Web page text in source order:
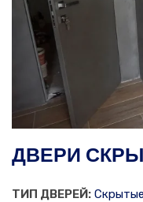
ДВЕРИ
ТИП ДВЕРЕЙ: